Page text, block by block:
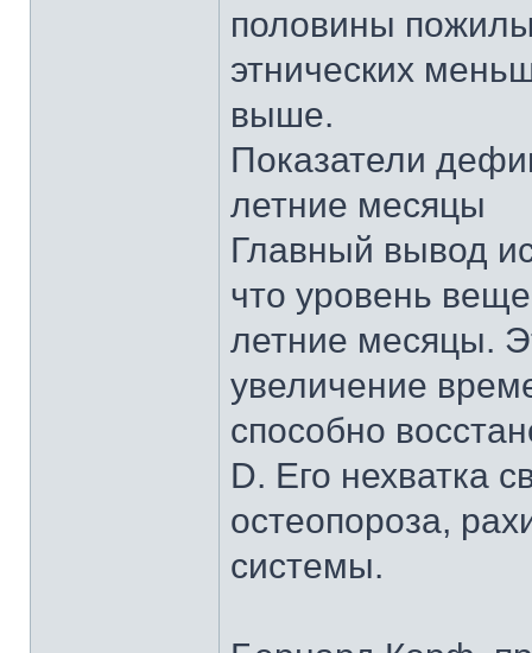
половины
этнических
выше.
Показатели
летние месяцы
Главный вывод
что уровень
летние месяцы.
увеличение
способно
D. Его нехватка
остеопороза,
системы.